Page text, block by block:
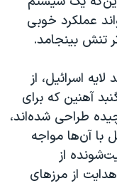
عملکرد خوبی
تنش بینجامد.
اسرائیل، از
آهنین که برای
طراحی شده‌اند،
با آن‌ها مواجه
از
از مرزهای